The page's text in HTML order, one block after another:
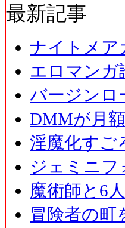
最新記事
ナイトメア
エロマンガ
バージンロ
DMMが月
淫魔化すご
ジェミニフ
魔術師と6
冒険者の町